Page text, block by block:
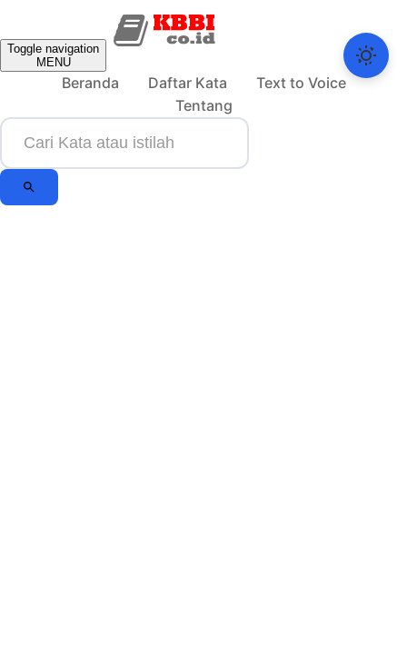
Toggle navigation
MENU
Beranda Daftar Kata
Text to Voice
Tentang